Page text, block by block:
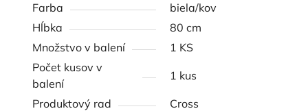
Farba
biela/kov
Hĺbka
80 cm
Množstvo v balení
1 KS
Počet kusov v
balení
1 kus
Produktový rad
Cross